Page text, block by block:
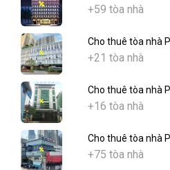
+59 tòa nhà
Cho thuê tòa nhà
+21 tòa nhà
Cho thuê tòa nhà
+16 tòa nhà
Cho thuê tòa nhà
+75 tòa nhà